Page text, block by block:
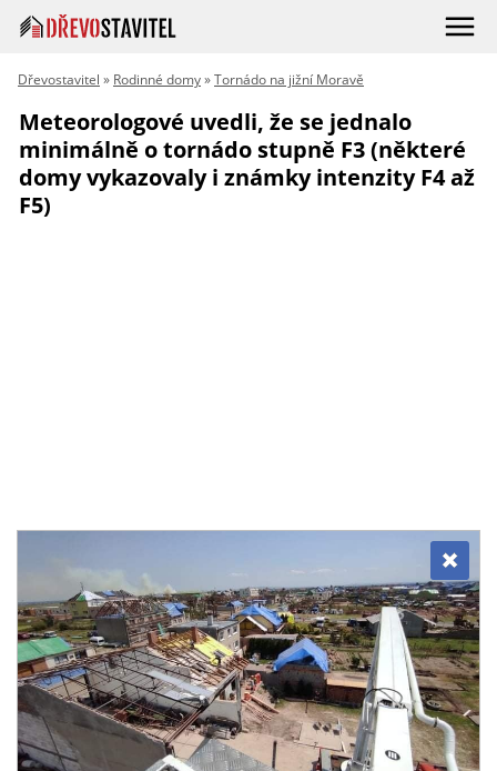
Dřevostavitel » Rodinné domy»Tornádo na jižní Moravě
Meteorologové uvedli, že se jednalo
minimálně o tornádo stupně F3 (některé
domy vykazovaly i známky intenzity F4 až
F5)